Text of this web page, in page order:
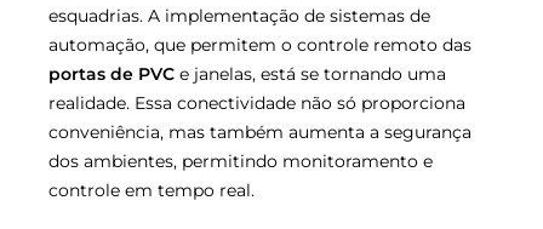
esquadrias. A implementação de sistemas de
automação, que permitem o controle remoto das
portas de PVC e janelas, está se tornando uma
realidade. Essa conectividade não só proporciona
conveniência, mas também aumenta a segurança
dos ambientes, permitindo monitoramento e
controle em tempo real.